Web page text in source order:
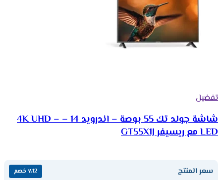
تفضيل
شاشة جولد تك 55 بوصة – اندرويد 14 – 4K UHD –
LED مع ريسيفر GT55X1J
سعر المنتج ٪12 خصم